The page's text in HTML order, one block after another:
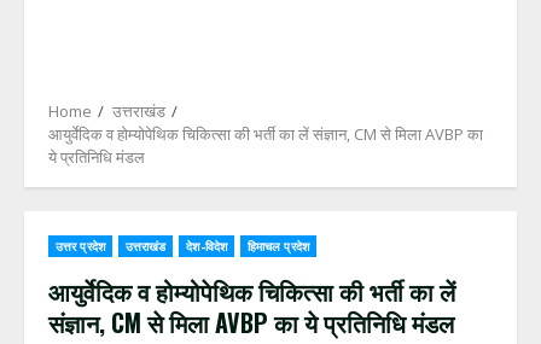
Home
उत्तराखंड
आयुर्वेदिक व होम्योपेथिक चिकित्सा की भर्ती का लें संज्ञान, CM से मिला AVBP का
ये प्रतिनिधि मंडल
उत्तर प्रदेश उत्तराखंड देश-विदेश हिमाचल प्रदेश
आयुर्वेदिक व होम्योपेथिक चिकित्सा की भर्ती का लें
संज्ञान, CM से मिला AVBP का ये प्रतिनिधि मंडल